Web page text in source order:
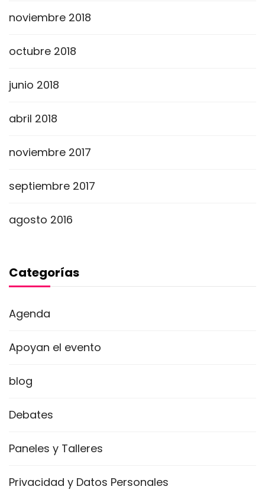
noviembre 2018
octubre 2018
junio 2018
abril 2018
noviembre 2017
septiembre 2017
agosto 2016
Categorías
Agenda
Apoyan el evento
blog
Debates
Paneles y Talleres
Privacidad y Datos Personales